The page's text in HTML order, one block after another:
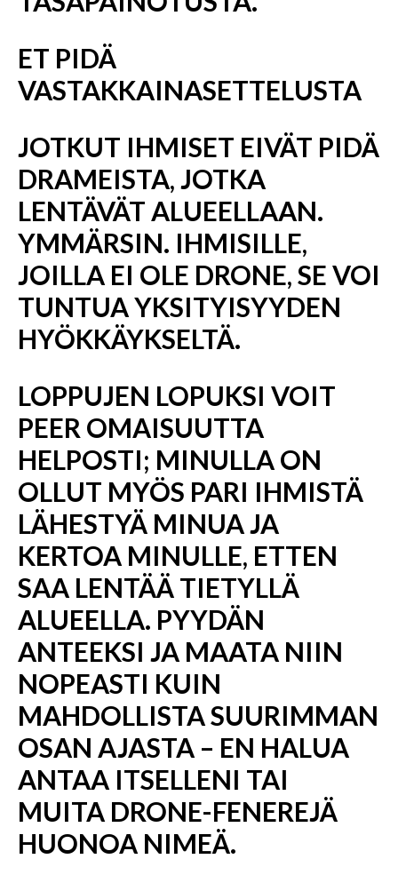
ET PIDÄ
VASTAKKAINASETTELUSTA
JOTKUT IHMISET EIVÄT PIDÄ
DRAMEISTA, JOTKA
LENTÄVÄT ALUEELLAAN.
YMMÄRSIN. IHMISILLE,
JOILLA EI OLE DRONE, SE VOI
TUNTUA YKSITYISYYDEN
HYÖKKÄYKSELTÄ.
LOPPUJEN LOPUKSI VOIT
PEER OMAISUUTTA
HELPOSTI; MINULLA ON
OLLUT MYÖS PARI IHMISTÄ
LÄHESTYÄ MINUA JA
KERTOA MINULLE, ETTEN
SAA LENTÄÄ TIETYLLÄ
ALUEELLA. PYYDÄN
ANTEEKSI JA MAATA NIIN
NOPEASTI KUIN
MAHDOLLISTA SUURIMMAN
OSAN AJASTA – EN HALUA
ANTAA ITSELLENI TAI
MUITA DRONE-FENEREJÄ
HUONOA NIMEÄ.